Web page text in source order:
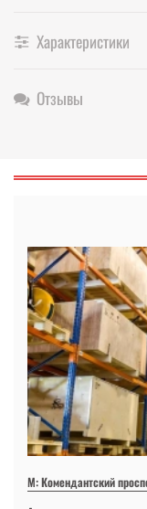
Характеристики
Отзывы
М: Комендантский